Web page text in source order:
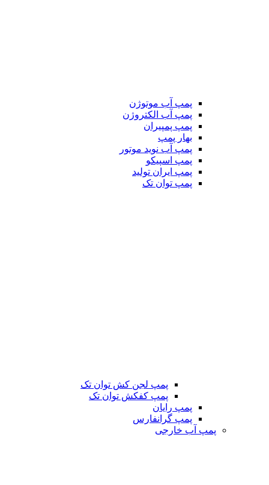
پمپ آب موتوژن
پمپ آب الکتروژن
پمپ پمپیران
بهار پمپ
پمپ آب نوید موتور
پمپ اسپیکو
پمپ ایران تولید
پمپ توان تک
پمپ لجن کش توان تک
پمپ کفکش توان تک
پمپ رایان
پمپ گرانفارس
پمپ آب خارجی